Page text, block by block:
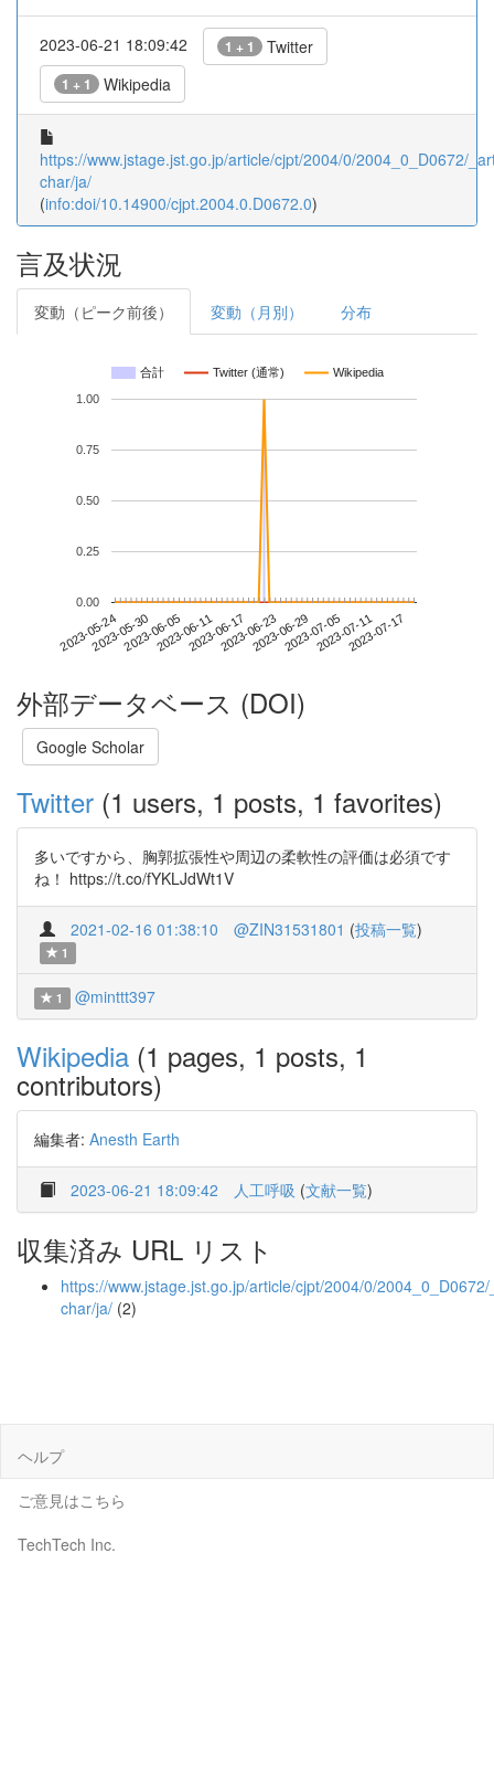
2023-06-21 18:09:42 1 + 1 Twitter
1 + 1 Wikipedia
https://www.jstage.jst.go.jp/article/cjpt/2004/0/2004_0_D0672/
char/ja/
(info:doi/10.14900/cjpt.2004.0.D0672.0)
言及状況
変動（ピーク前後） 変動（月別） 分布
合計 Twitter (通常) Wikipedia
2023-05-242023-05-302023-06-052023-06-112023-06-172023-06-232023-06-292023-07-052023-07-112023-07-17
0.00
0.25
0.50
0.75
1.00
外部データベース (DOI)
Google Scholar
Twitter (1 users, 1 posts, 1 favorites)
多いですから、胸郭拡張性や周辺の柔軟性の評価は必須です
ね！ https://t.co/fYKLJdWt1V
2021-02-16 01:38:10 @ZIN31531801 (投稿一覧)
1
1 @minttt397
Wikipedia (1 pages, 1 posts, 1
contributors)
編集者: Anesth Earth
2023-06-21 18:09:42 人工呼吸 (文献一覧)
収集済み URL リスト
https://www.jstage.jst.go.jp/article/cjpt/2004/0/
char/ja/ (2)
ヘルプ
ご意見はこちら
TechTech Inc.